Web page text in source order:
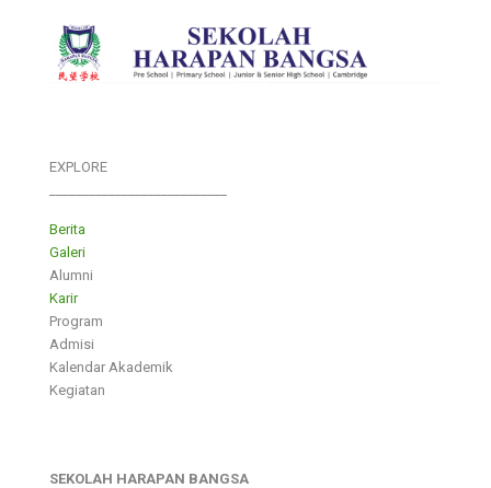
EXPLORE
Berita
Galeri
Alumni
Karir
Program
Admisi
Kalendar Akademik
Kegiatan
SEKOLAH HARAPAN BANGSA